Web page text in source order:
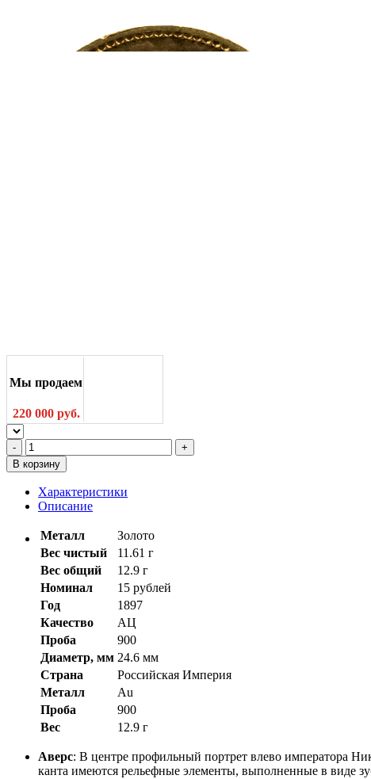
Мы продаем
220 000 руб.
В корзину
Характеристики
Описание
Металл
Золото
Вес чистый
11.61 г
Вес общий
12.9 г
Номинал
15 рублей
Год
1897
Качество
АЦ
Проба
900
Диаметр, мм 24.6 мм
Страна
Российская Империя
Металл
Au
Проба
900
Вес
12.9 г
Аверс: В центре профильный портрет влево
канта имеются рельефные элементы, выполненные в виде